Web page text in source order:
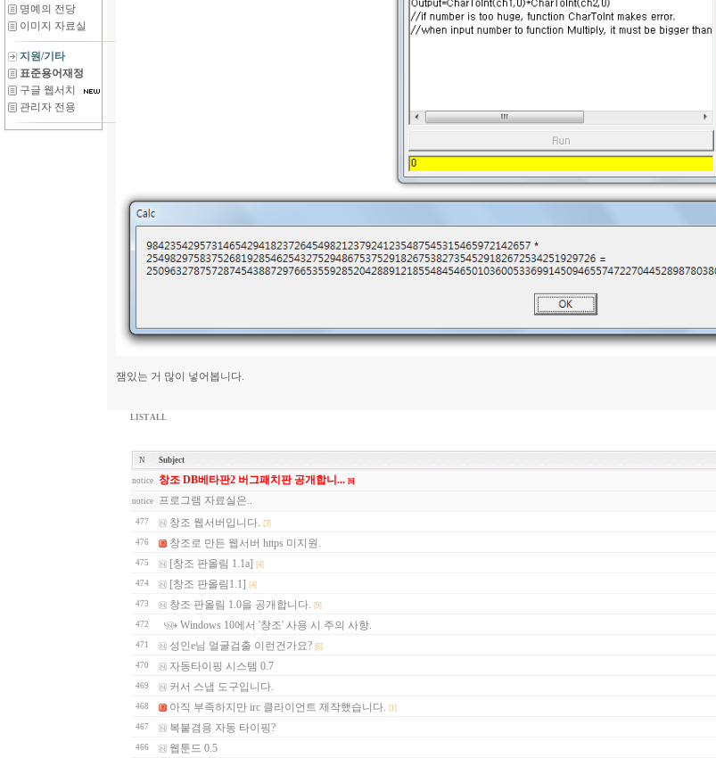
명예의 전당
이미지 자료실
지원/기타
표준용어재정
구글 웹서치
관리자 전용
잼있는 거 많이 넣어봅니다.
LIST ALL
N Subject
notice 창조 DB베타판2 버그패치판 공개합니... [6]
notice 프로그램 자료실은..
477 창조 웹서버입니다. [3]
476 창조로 만든 웹서버 https 미지원.
475 [창조 판올림 1.1a] [4]
474 [창조 판올림1.1] [4]
473 창조 판올림 1.0을 공개합니다. [9]
472 Windows 10에서 '창조' 사용 시 주의 사항.
471 성인e님 얼굴검출 이런건가요? [6]
470 자동타이핑 시스템 0.7
469 커서 스냅 도구입니다.
468 아직 부족하지만 irc 클라이언트 제작했습니다. [1]
467 복붙겸용 자동 타이핑?
466 웹툰드 0.5